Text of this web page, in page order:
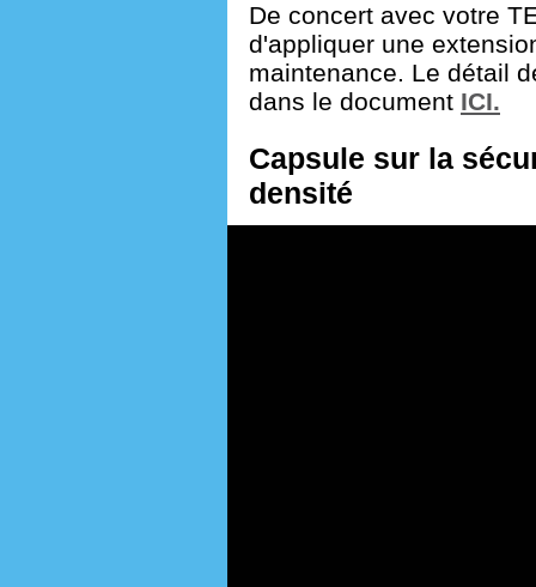
De concert avec votre
d'appliquer une
maintenance. Le détail
dans le document ICI.
Capsule sur la
densité